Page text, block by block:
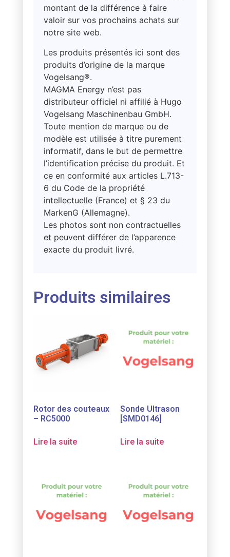
montant de la différence à faire
valoir sur vos prochains achats sur
notre site web.
Les produits présentés ici sont des
produits d’origine de la marque
Vogelsang®.
MAGMA Energy n’est pas
distributeur officiel ni affilié à Hugo
Vogelsang Maschinenbau GmbH.
Toute mention de marque ou de
modèle est utilisée à titre purement
informatif, dans le but de permettre
l’identification précise du produit. Et
ce en conformité aux articles L.713-
6 du Code de la propriété
intellectuelle (France) et § 23 du
MarkenG (Allemagne).
Les photos sont non contractuelles
et peuvent différer de l’apparence
exacte du produit livré.
Produits similaires
Rotor des couteaux
– RC5000
Lire la suite
Sonde Ultrason
[SMD0146]
Lire la suite